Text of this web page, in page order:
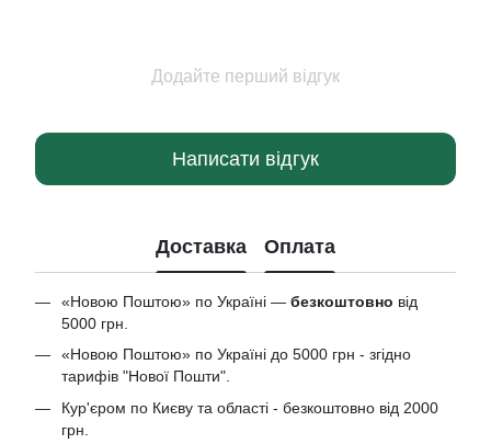
Додайте перший відгук
Написати відгук
Доставка Оплата
«Новою Поштою» по Україні — безкоштовно від
5000 грн.
«Новою Поштою» по Україні до 5000 грн - згідно
тарифів "Нової Пошти".
Кур'єром по Києву та області - безкоштовно від 2000
грн.